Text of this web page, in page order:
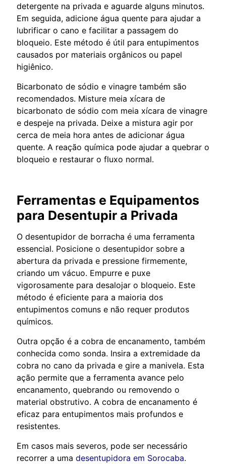
detergente na privada e aguarde alguns minutos.
Em seguida, adicione água quente para ajudar a
lubrificar o cano e facilitar a passagem do
bloqueio. Este método é útil para entupimentos
causados por materiais orgânicos ou papel
higiênico.
Bicarbonato de sódio e vinagre também são
recomendados. Misture meia xícara de
bicarbonato de sódio com meia xícara de vinagre
e despeje na privada. Deixe a mistura agir por
cerca de meia hora antes de adicionar água
quente. A reação química pode ajudar a quebrar o
bloqueio e restaurar o fluxo normal.
Ferramentas e Equipamentos
para Desentupir a Privada
O desentupidor de borracha é uma ferramenta
essencial. Posicione o desentupidor sobre a
abertura da privada e pressione firmemente,
criando um vácuo. Empurre e puxe
vigorosamente para desalojar o bloqueio. Este
método é eficiente para a maioria dos
entupimentos comuns e não requer produtos
químicos.
Outra opção é a cobra de encanamento, também
conhecida como sonda. Insira a extremidade da
cobra no cano da privada e gire a manivela. Esta
ação permite que a ferramenta avance pelo
encanamento, quebrando ou removendo o
material obstrutivo. A cobra de encanamento é
eficaz para entupimentos mais profundos e
resistentes.
Em casos mais severos, pode ser necessário
recorrer a uma desentupidora em Sorocaba.